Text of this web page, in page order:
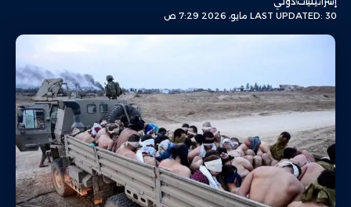
LAST UPDATED: 30 مايو، 2026 7:29 ص